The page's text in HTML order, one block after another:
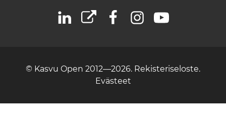
LinkedIn
X FacebookInstagramYouTube
© Kasvu Open 2012—2026. Rekisteriseloste.
Evästeet